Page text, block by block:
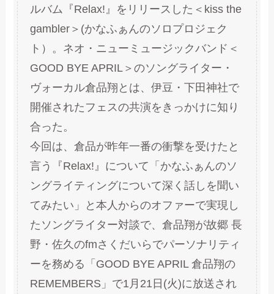
ルバム『Relax!』をリリースした＜kiss the
gambler＞(かなふぁんのソロプロジェク
ト）。ネオ・ニューミュージックバンド＜
GOOD BYE APRIL＞のソングライター・
ヴォーカル倉品翔とは、伊豆・下田神社で
開催されたフェスの共演をきっかけに知り
合った。
今回は、倉品が昨年一番の衝撃を受けたと
言う『Relax!』について「かなふぁんのソ
ングライティングについて深く話しを聞い
てみたい」と本人からのオファーで実現し
たソングライター対談で、倉品翔が故郷 長
野・佐久のfmさくだいらでパーソナリティ
ーを務める「GOOD BYE APRIL 倉品翔の
REMEMBERS」で1月21日(火)に放送され